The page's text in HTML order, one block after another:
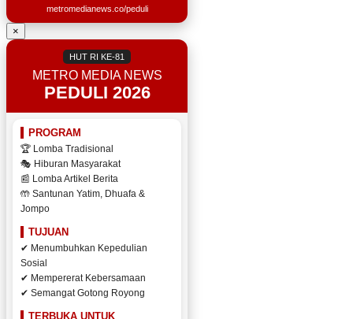
metromedianews.co/peduli
×
HUT RI KE-81
METRO MEDIA NEWS
PEDULI 2026
PROGRAM
🏆 Lomba Tradisional
🎭 Hiburan Masyarakat
📰 Lomba Artikel Berita
🤲 Santunan Yatim, Dhuafa &
Jompo
TUJUAN
✔ Menumbuhkan Kepedulian
Sosial
✔ Mempererat Kebersamaan
✔ Semangat Gotong Royong
TERBUKA UNTUK